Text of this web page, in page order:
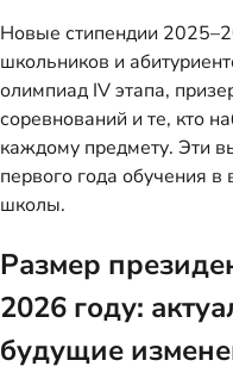
Новые стипендии
школьников и
олимпиад IV этапа,
соревнований и те, кто
каждому предмету. Эти
первого года обучения
школы.
Размер
2026 году:
будущие